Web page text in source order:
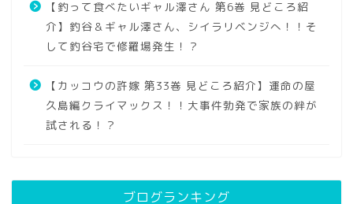
【釣って食べたいギャル澤さん 第6巻 見どころ紹
介】釣谷＆ギャル澤さん、シイラリベンジへ！！そ
して釣谷宅で修羅場発生！？
【カッコウの許嫁 第33巻 見どころ紹介】運命の屋
久島編クライマックス！！大事件勃発で家族の絆が
試される！？
ブログランキング